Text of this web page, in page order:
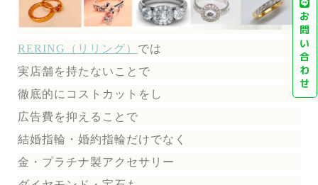
RERING（リリング） では
実店舗を持たないことで
徹底的にコストカットをし
広告費を抑えることで
結婚指輪・婚約指輪だけでなく
金・プラチナ製アクセサリー
お
問
い
合
わ
せ